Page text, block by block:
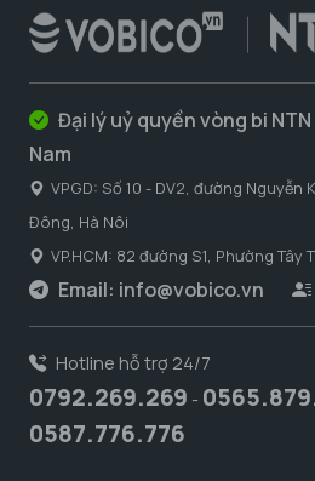
Đại lý uỷ quyền vòng bi
Nam
VPGD: Số 10 - DV2, đường Nguyễn
Đông, Hà Nôi
VP.HCM: 82 đường S1, Phường Tây
Email: info@vobico.vn
Hotline hỗ trợ 24/7
0792.269.269 -
0587.776.776